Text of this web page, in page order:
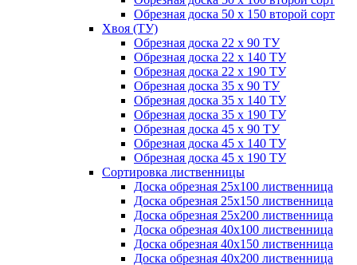
Обрезная доска 50 х 150 второй сорт
Хвоя (ТУ)
Обрезная доска 22 х 90 ТУ
Обрезная доска 22 х 140 ТУ
Обрезная доска 22 х 190 ТУ
Обрезная доска 35 х 90 ТУ
Обрезная доска 35 х 140 ТУ
Обрезная доска 35 х 190 ТУ
Обрезная доска 45 х 90 ТУ
Обрезная доска 45 х 140 ТУ
Обрезная доска 45 х 190 ТУ
Сортировка лиственницы
Доска обрезная 25х100 лиственница
Доска обрезная 25х150 лиственница
Доска обрезная 25х200 лиственница
Доска обрезная 40х100 лиственница
Доска обрезная 40х150 лиственница
Доска обрезная 40х200 лиственница